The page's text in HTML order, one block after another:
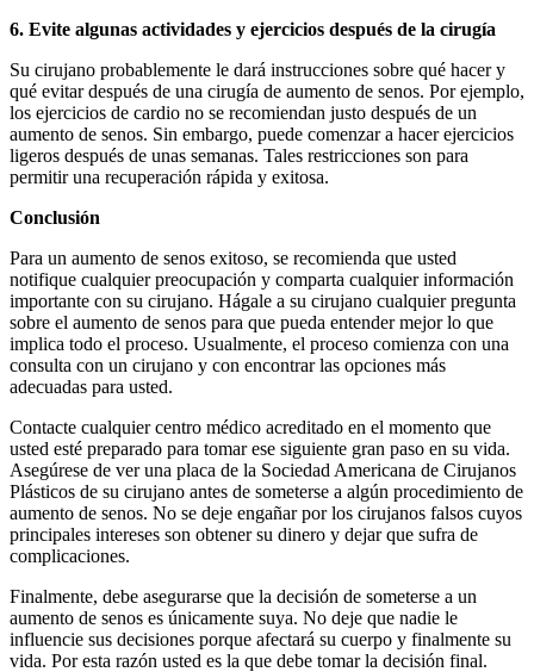
6. Evite algunas actividades y ejercicios después de la cirugía
Su cirujano probablemente le dará instrucciones sobre qué hacer y
qué evitar después de una cirugía de aumento de senos. Por ejemplo,
los ejercicios de cardio no se recomiendan justo después de un
aumento de senos. Sin embargo, puede comenzar a hacer ejercicios
ligeros después de unas semanas. Tales restricciones son para
permitir una recuperación rápida y exitosa.
Conclusión
Para un aumento de senos exitoso, se recomienda que usted
notifique cualquier preocupación y comparta cualquier información
importante con su cirujano. Hágale a su cirujano cualquier pregunta
sobre el aumento de senos para que pueda entender mejor lo que
implica todo el proceso. Usualmente, el proceso comienza con una
consulta con un cirujano y con encontrar las opciones más
adecuadas para usted.
Contacte cualquier centro médico acreditado en el momento que
usted esté preparado para tomar ese siguiente gran paso en su vida.
Asegúrese de ver una placa de la Sociedad Americana de Cirujanos
Plásticos de su cirujano antes de someterse a algún procedimiento de
aumento de senos. No se deje engañar por los cirujanos falsos cuyos
principales intereses son obtener su dinero y dejar que sufra de
complicaciones.
Finalmente, debe asegurarse que la decisión de someterse a un
aumento de senos es únicamente suya. No deje que nadie le
influencie sus decisiones porque afectará su cuerpo y finalmente su
vida. Por esta razón usted es la que debe tomar la decisión final.